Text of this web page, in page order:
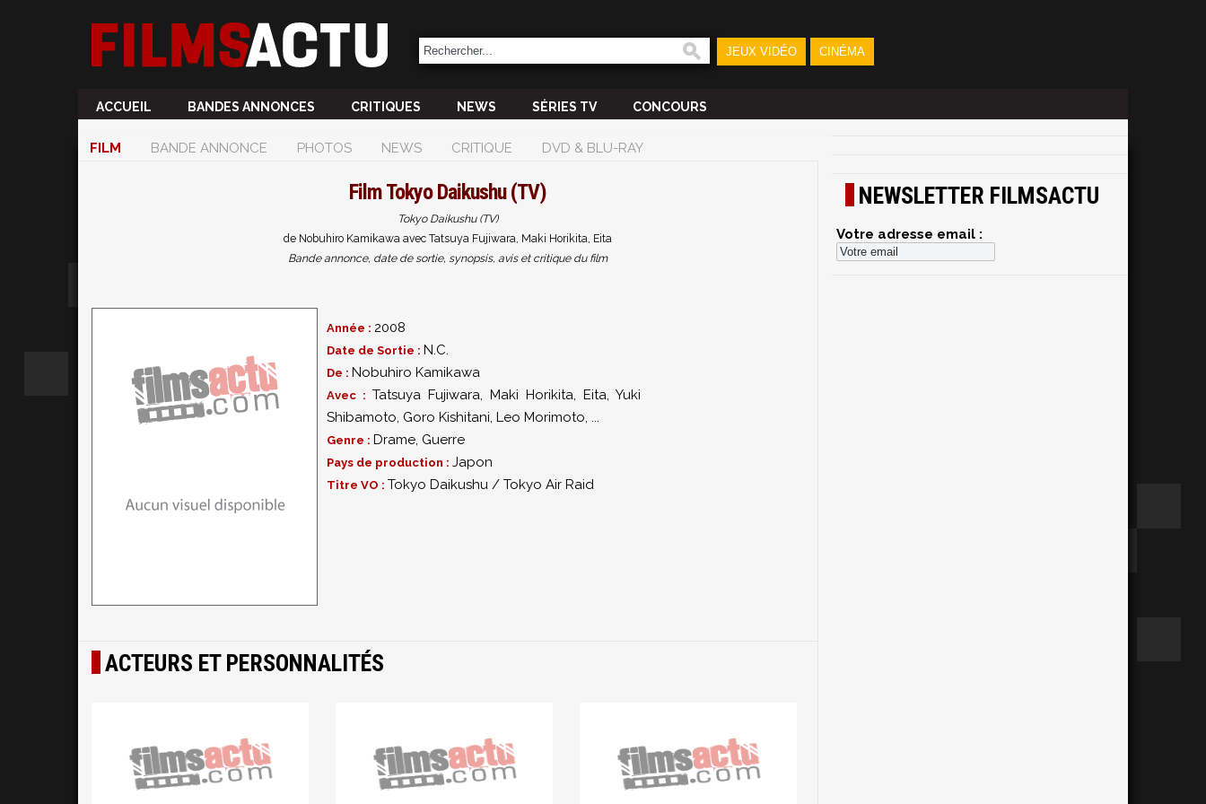
JEUX VIDÉO CINÉMA
ACCUEIL BANDES ANNONCES CRITIQUES NEWS SÉRIES TV CONCOURS
FILM BANDE ANNONCE PHOTOS NEWS CRITIQUE DVD & BLU-RAY
FilmTokyo Daikushu (TV)
Tokyo Daikushu (TV)
de Nobuhiro Kamikawa avec Tatsuya Fujiwara, Maki Horikita, Eita
Bande annonce, date de sortie, synopsis, avis et critique du film
Année : 2008
Date de Sortie : N.C.
De : Nobuhiro Kamikawa
Avec : Tatsuya Fujiwara, Maki Horikita, Eita, Yuki
Shibamoto, Goro Kishitani, Leo Morimoto, ...
Genre : Drame, Guerre
Pays de production : Japon
Titre VO : Tokyo Daikushu / Tokyo Air Raid
ACTEURS ET PERSONNALITÉS
NEWSLETTER FILMSACTU
Votre adresse email :